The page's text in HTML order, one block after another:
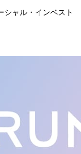
シャル・インベスト